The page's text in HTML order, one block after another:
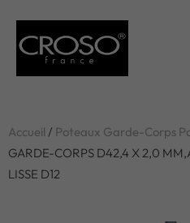
Accueil / Poteaux Garde-Corps
GARDE-CORPS D42,4 X 2,0
LISSE D12